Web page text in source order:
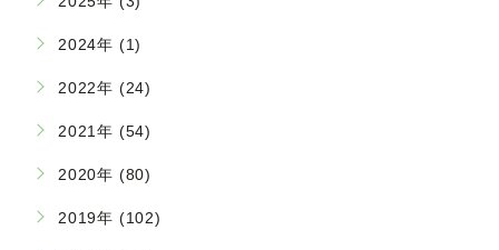
2024年 (1)
2022年 (24)
2021年 (54)
2020年 (80)
2019年 (102)